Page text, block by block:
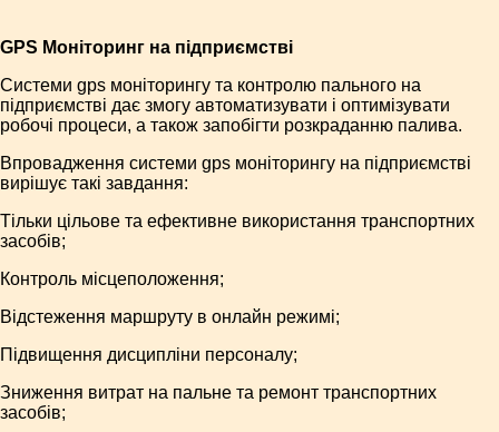
GPS Моніторинг на підприємстві
Системи gps моніторингу та контролю пального на
підприємстві дає змогу автоматизувати і оптимізувати
робочі процеси, а також запобігти розкраданню палива.
Впровадження системи gps моніторингу на підприємстві
вирішує такі завдання:
Тільки цільове та ефективне використання транспортних
засобів;
Контроль місцеположення;
Відстеження маршруту в онлайн режимі;
Підвищення дисципліни персоналу;
Зниження витрат на пальне та ремонт транспортних
засобів;